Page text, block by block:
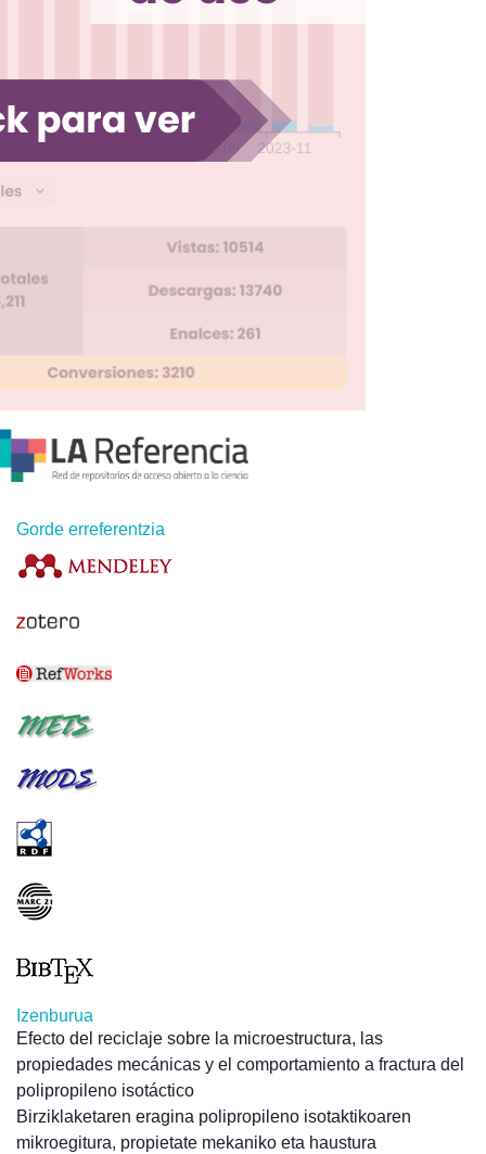
Gorde erreferentzia
Izenburua
Efecto del reciclaje sobre la microestructura, las
propiedades mecánicas y el comportamiento a fractura del
polipropileno isotáctico
Birziklaketaren eragina polipropileno isotaktikoaren
mikroegitura, propietate mekaniko eta haustura